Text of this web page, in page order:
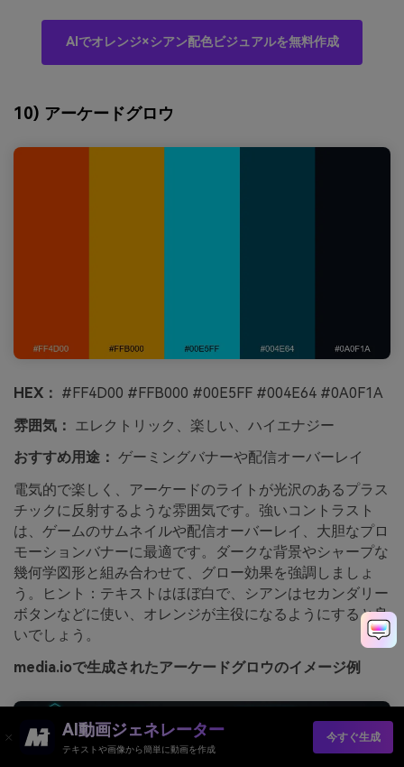
AIでオレンジ×シアン配色ビジュアルを無料作成
10) アーケードグロウ
HEX： #FF4D00 #FFB000 #00E5FF #004E64 #0A0F1A
雰囲気： エレクトリック、楽しい、ハイエナジー
おすすめ用途： ゲーミングバナーや配信オーバーレイ
電気的で楽しく、アーケードのライトが光沢のあるプラス
チックに反射するような雰囲気です。強いコントラスト
は、ゲームのサムネイルや配信オーバーレイ、大胆なプロ
モーションバナーに最適です。ダークな背景やシャープな
幾何学図形と組み合わせて、グロー効果を強調しましょ
う。ヒント：テキストはほぼ白で、シアンはセカンダリー
ボタンなどに使い、オレンジが主役になるようにすると良
いでしょう。
media.ioで生成されたアーケードグロウのイメージ例
AI動画ジェネレーター
テキストや画像から簡単に動画を作成
今すぐ生成